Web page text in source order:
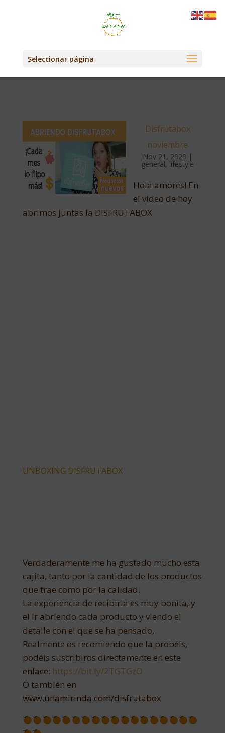
Seleccionar página
Disfrutabox
noviembre
Nov 21, 2020 |
general, lifestyle
Hola amores! En
el vídeo de hoy
abrimos juntas la DISFRUTABOX
UNBOXING DISFRUTABOX
Verdaderamente me ha gustado mucho esta
cajita, tanto por la cantidad de los productos
que trae como por la calidad.
La experiencia de recibirla es muy bonita, y
el ir abriendo cada producto y viendo el
detalle con el que se ha pensado.
Realmente os recomiendo que la probéis,
podéis suscribiros directamente en este
enlace: https://bit.ly/2TGTGzO
O también en
www.unamirinda.com/disfrutabox